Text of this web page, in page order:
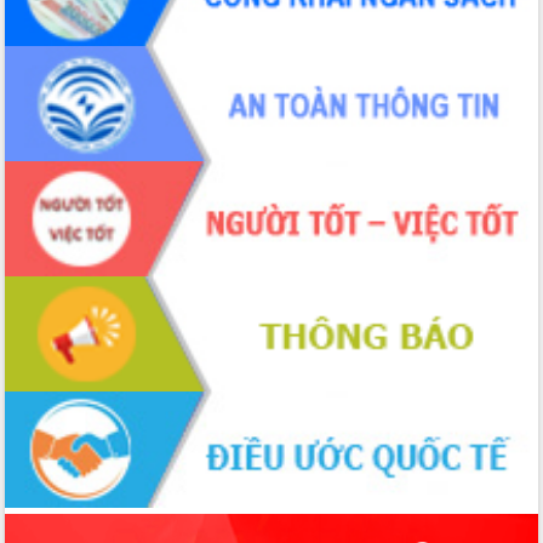
hiện nhiệm vụ quản lý tài sản công
hàng tuần
Tháo gỡ những vướng mắc, đẩy mạnh
công tác cải cách thủ tục hành chính
tại Trung tâm Phục vụ hành chính
công tỉnh
Đắk Lắk: Tôn vinh 46 giải pháp tại Hội
thi Sáng tạo Kỹ thuật 2024 - 2025
Đắk Lắk rà soát, điều chỉnh Đề án 190
về phát triển nuôi trồng thủy sản
Phó Chủ tịch UBND tỉnh Đắk Lắk
Trương Công Thái kiểm tra thực địa
Dự án cao tốc Khánh Hòa - Buôn Ma
Thuột
Định vị cà phê Việt Nam như một “di
sản sống” trong dòng chảy toàn cầu
Xây dựng nông thôn mới: Nâng cao đời
sống người dân từ những mô hình thiết
thực
Quyết liệt tháo gỡ vướng mắc, đẩy